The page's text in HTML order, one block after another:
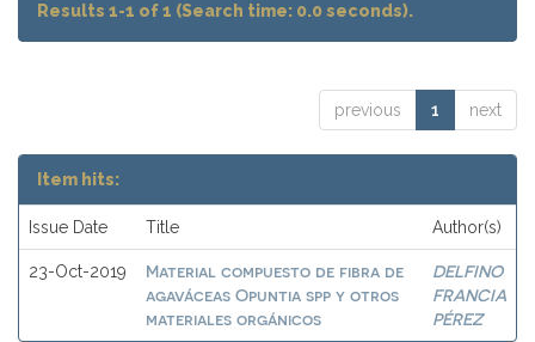
Results 1-1 of 1 (Search time: 0.0 seconds).
previous 1 next
Item hits:
Issue Date Title Author(s)
23-Oct-2019
Material compuesto de fibra de
agaváceas Opuntia spp y otros
materiales orgánicos
DELFINO
FRANCIA
PÉREZ